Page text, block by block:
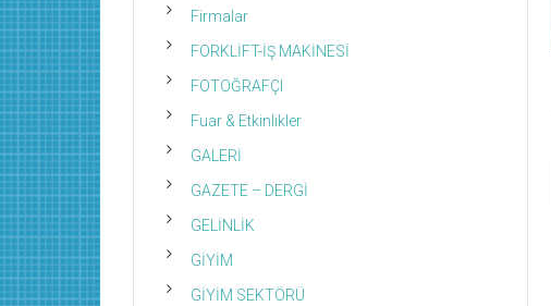
Firmalar
FORKLİFT-İŞ MAKİNESİ
FOTOĞRAFÇI
Fuar & Etkinlikler
GALERİ
GAZETE – DERGİ
GELİNLİK
GİYİM
GİYİM SEKTÖRÜ